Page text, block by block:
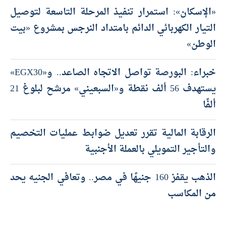
«الإسكان»: استمرار تنفيذ المرحلة التاسعة لتوصيل
التيار الكهربائي الدائم بامتداد النرجس بمشروع «بيت
الوطن»
خبراء: البورصة تواصل الاتجاه الصاعد.. و«EGX30»
يستهدف 56 ألف نقطة و«السبعيني» مرشح لبلوغ 21
ألفًا
الرقابة المالية تقرر تعديل ضوابط عمليات التخصيم
والتأجير التمويلي بالعملة الأجنبية
الذهب يقفز 160 جنيهًا في مصر.. وتعافي الجنيه يحد
من المكاسب